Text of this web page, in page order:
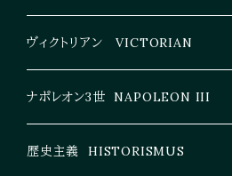
ヴィクトリアン VICTORIAN
ナポレオン3世 NAPOLEON III
歴史主義 HISTORISMUS